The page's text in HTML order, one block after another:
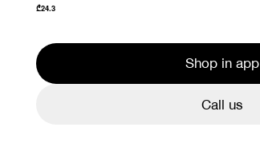
₾24.3
Shop in app
Call us